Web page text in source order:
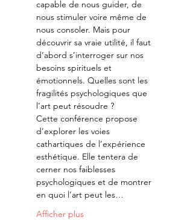
capable de nous guider, de
nous stimuler voire même de
nous consoler. Mais pour
découvrir sa vraie utilité, il faut
d’abord s’interroger sur nos
besoins spirituels et
émotionnels. Quelles sont les
fragilités psychologiques que
l’art peut résoudre ?
Cette conférence propose
d’explorer les voies
cathartiques de l’expérience
esthétique. Elle tentera de
cerner nos faiblesses
psychologiques et de montrer
en quoi l’art peut les…
Afficher plus